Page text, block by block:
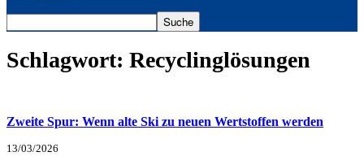
Schlagwort: Recyclinglösungen
Zweite Spur: Wenn alte Ski zu neuen Wertstoffen werden
13/03/2026